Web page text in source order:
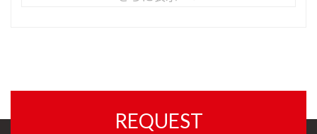
REQUEST